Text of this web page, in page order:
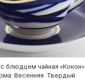
блюдцем чайная «Кокон»
Весенняя. Твердый